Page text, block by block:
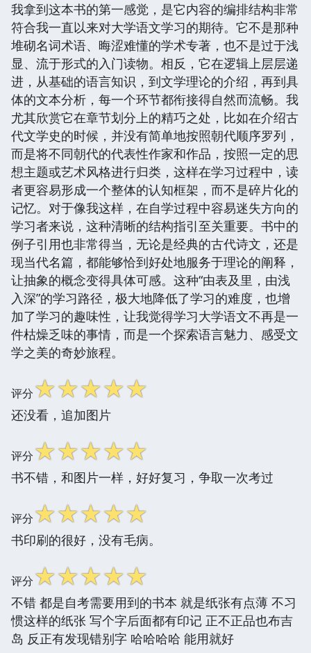
我拿到这本书的第一感觉，是它内容的编排结构非常
符合我一直以来对大学语文学习的期待。它不是那种
堆砌名词术语、晦涩难懂的学术专著，也不是过于浅
显、流于形式的入门读物。相反，它在逻辑上层层递
进，从基础的语言知识，到文学理论的介绍，再到具
体的文本分析，每一个环节都衔接得自然而流畅。我
尤其欣赏它在章节划分上的精巧之处，比如在介绍古
代文学史的时候，并没有简单地按照朝代顺序罗列，
而是将不同朝代的代表性作家和作品，按照一定的思
想主题或艺术风格进行归类，这样在学习过程中，读
者更容易形成一个整体的认知框架，而不是碎片化的
记忆。对于像我这样，在自学过程中容易迷失方向的
学习者来说，这种清晰的结构指引至关重要。书中的
例子引用也非常得当，无论是经典的古代诗文，还是
现当代名篇，都能够恰到好处地服务于理论的阐释，
让抽象的概念变得具体可感。这种“由表及里，由浅
入深”的学习路径，极大地降低了学习的难度，也增
加了学习的趣味性，让我觉得学习大学语文不再是一
件枯燥乏味的事情，而是一个探索语言魅力、感受文
学之美的奇妙旅程。
评分☆☆☆☆☆
还没看，追加图片
评分☆☆☆☆☆
书不错，和图片一样，好好复习，争取一次考过
评分☆☆☆☆☆
书印刷的很好，没有毛病。
评分☆☆☆☆☆
不错 都是自考需要用到的书本 就是纸张有点薄 不习
惯这样的纸张 写个字后面都有印记 正不正品也布吉
岛 反正有发现错别字 哈哈哈哈 能用就好